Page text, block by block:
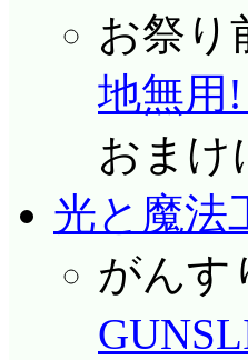
お祭り
地無用
おまけ
光と魔法
がんす